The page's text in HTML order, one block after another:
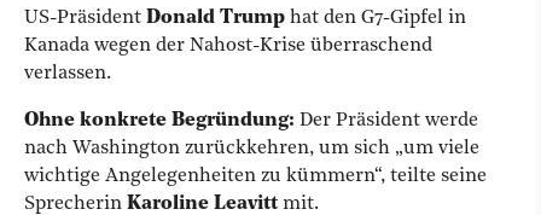
US-Präsident Donald Trump hat den G7-Gipfel in
Kanada wegen der Nahost-Krise überraschend
verlassen.
Ohne konkrete Begründung: Der Präsident werde
nach Washington zurückkehren, um sich „um viele
wichtige Angelegenheiten zu kümmern“, teilte seine
Sprecherin Karoline Leavitt mit.